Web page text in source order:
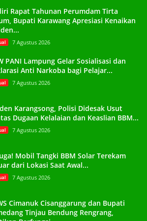
Rapat Tahunan Perumdam Tirta
Bupati Karawang Apresiasi Kenaikan
7 Agustus 2026
PANI Lampung Gelar Sosialisasi dan
Anti Narkoba bagi Pelajar...
7 Agustus 2026
Karangsong, Polisi Didesak Usut
Dugaan Kelalaian dan Keaslian BBM...
7 Agustus 2026
Mobil Tangki BBM Solar Terekam
dari Lokasi Saat Awal...
7 Agustus 2026
Cimanuk Cisanggarung dan Bupati
Tinjau Bendung Rengrang,